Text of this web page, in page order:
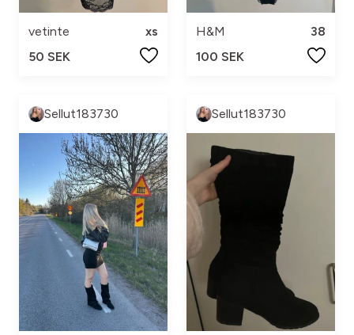
vetinte
xs
50 SEK
H&M
38
100 SEK
Sellut183730 Sellut183730